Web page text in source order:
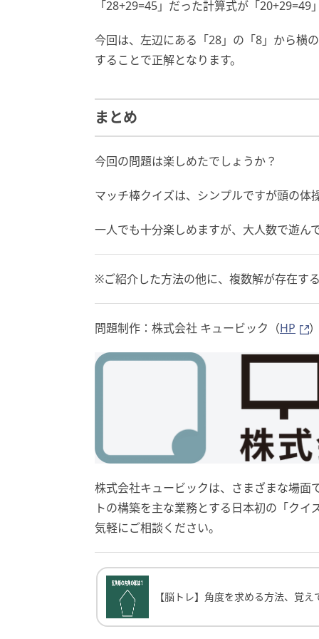
「28+29=45」だった計算式が「
今回は、左辺にある「28」の「8」から横
することで正解となります。
まとめ
今回の問題は楽しめたでしょうか？
マッチ棒クイズは、シンプルですが頭の体
一人でも十分楽しめますが、大人数で遊ん
※ご紹介した方法の他に、複数解が存在す
問題制作：株式会社 キュービック（HP
株式会社キュービックは、さまざまな場面
トの構築を主な業務とする日本初の「ク
気軽にご相談ください。
【脳トレ】角度を求める方法、覚えてる
【脳トレ】角度を求める方法、覚